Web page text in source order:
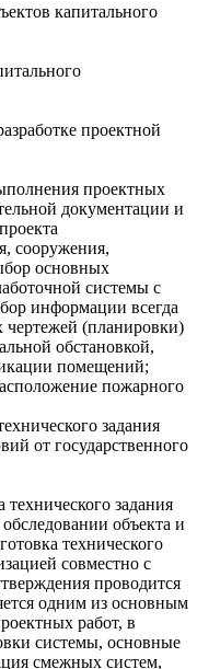
капитального
проектной
проектных
документации и
сооружения,
основных
системы с
информации всегда
чертежей (планировки)
обстановкой,
помещений;
пожарного
задания
от государственного
задания
объекта и
технического
совместно с
проводится
одним из основным
работ, в
системы, основные
смежных систем,